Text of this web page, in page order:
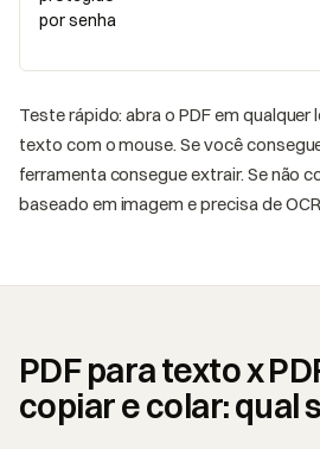
por senha
Teste rápido: abra o PDF em
texto com o mouse. Se você
ferramenta consegue extrair. Se não
baseado em imagem e precisa de
PDF para texto x
copiar e colar: qual